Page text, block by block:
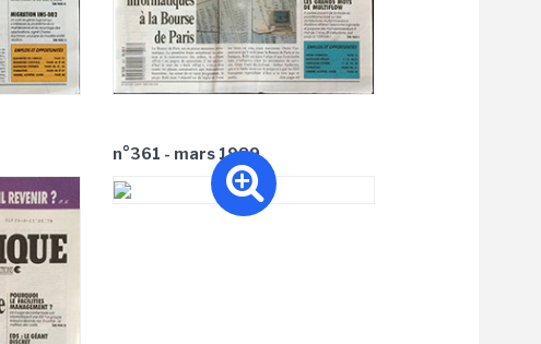
n°361 - mars 1989